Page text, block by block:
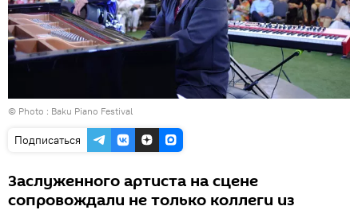
© Photo : Baku Piano Festival
Подписаться
Заслуженного артиста на сцене
сопровождали не только коллеги из